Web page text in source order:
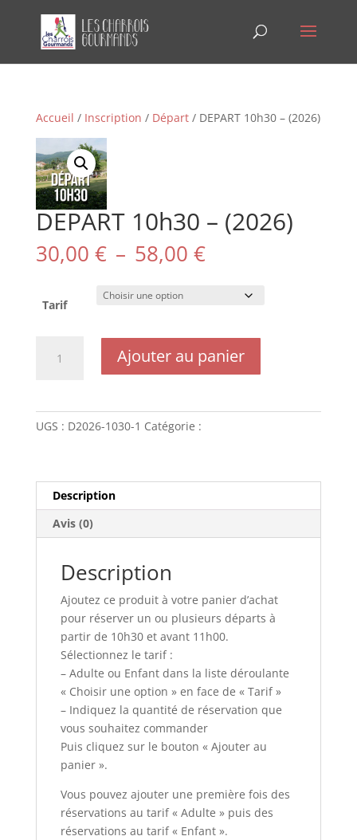
Accueil / Inscription / Départ/ DEPART 10h30 – (2026)
DEPART 10h30 – (2026)
30,00 € – 58,00 €Plage
de
prix :
30,00 €
58,00 €
Tarif
Ajouter au panier
UGS : D2026-1030-1 Catégorie :
Description
Avis (0)
Description
Ajoutez ce produit à votre panier d’achat
pour réserver un ou plusieurs départs à
partir de 10h30 et avant 11h00.
Sélectionnez le tarif :
– Adulte ou Enfant dans la liste déroulante
« Choisir une option » en face de « Tarif »
– Indiquez la quantité de réservation que
vous souhaitez commander
Puis cliquez sur le bouton « Ajouter au
panier ».
Vous pouvez ajouter une première fois des
réservations au tarif « Adulte » puis des
réservations au tarif « Enfant ».